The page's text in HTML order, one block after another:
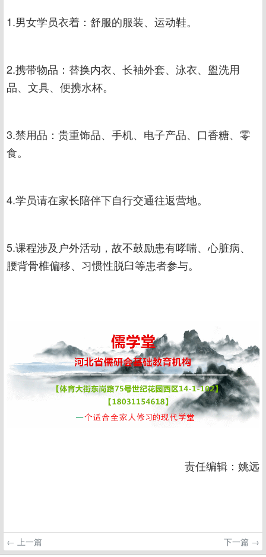
1.男女学员衣着：舒服的服装、运动鞋。
2.携带物品：替换内衣、长袖外套、泳衣、盥洗用
品、文具、便携水杯。
3.禁用品：贵重饰品、手机、电子产品、口香糖、零
食。
4.学员请在家长陪伴下自行交通往返营地。
5.课程涉及户外活动，故不鼓励患有哮喘、心脏病、
腰背骨椎偏移、习惯性脱臼等患者参与。
责任编辑：姚远
← 上一篇 下一篇 →